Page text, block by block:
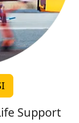
Support